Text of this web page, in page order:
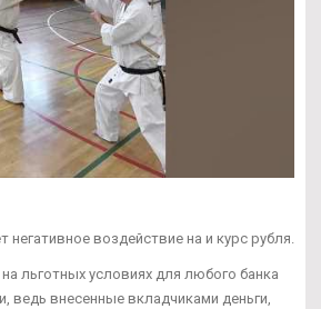
негативное воздействие на и курс рубля.
льготных условиях для любого банка
ведь внесенные вкладчиками деньги,